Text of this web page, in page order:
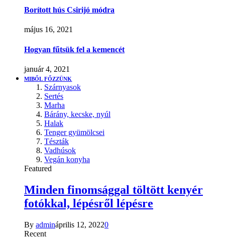
Borított hús Csirijó módra
május 16, 2021
Hogyan fűtsük fel a kemencét
január 4, 2021
MIBŐL FŐZZÜNK
Szárnyasok
Sertés
Marha
Bárány, kecske, nyúl
Halak
Tenger gyümölcsei
Tészták
Vadhúsok
Vegán konyha
Featured
Minden finomsággal töltött kenyér
fotókkal, lépésről lépésre
By admináprilis 12, 20220
Recent